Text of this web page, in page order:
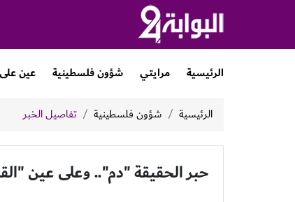
الرئيسية مرايتي شؤون فلسطينية عين
الرئيسية شؤون فلسطينية تفاصيل الخبر
حبر الحقيقة "دم".. وعلى عين